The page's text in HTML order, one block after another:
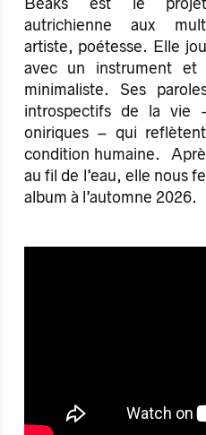
Beaks est le projet
autrichienne aux
artiste, poétesse. Elle
avec un instrument et
minimaliste. Ses
introspectifs de la vie
oniriques – qui
condition humaine.
au fil de l’eau, elle nous
album à l’automne 2026.